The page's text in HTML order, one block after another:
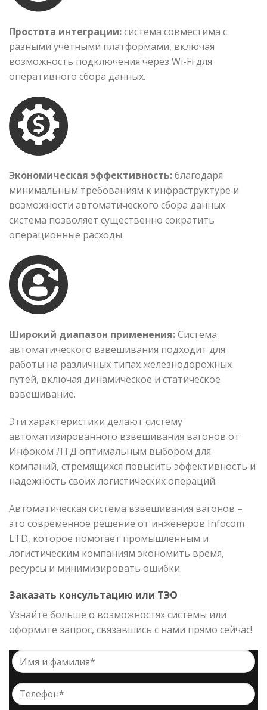
Простота интеграции:система совместима с
разными учетными платформами, включая
возможность подключения через Wi-Fi для
оперативного сбора данных.
Экономическая эффективность:благодаря
минимальным требованиям к инфраструктуре и
возможности автоматического сбора данных
система позволяет существенно сократить
операционные расходы.
Широкий диапазон применения:Система
автоматического взвешивания подходит для
работы на различных типах железнодорожных
путей, включая динамическое и статическое
взвешивание.
Эти характеристики делают систему
автоматизированного взвешивания вагонов от
Инфоком ЛТД оптимальным выбором для
компаний, стремящихся повысить эффективность и
надежность своих логистических операций.
Автоматическая система взвешивания вагонов –
это современное решение от инженеров Infocom
LTD, которое помогает промышленным и
логистическим компаниям экономить время,
ресурсы и минимизировать ошибки.
Заказать консультацию или ТЭО
Узнайте больше о возможностях системы или
оформите запрос, связавшись с нами прямо сейчас!